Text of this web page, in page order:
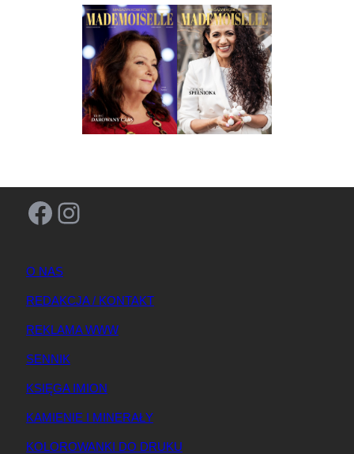
Facebook Instagram
O NAS
REDAKCJA / KONTAKT
REKLAMA WWW
SENNIK
KSIĘGA IMION
KAMIENIE I MINERAŁY
KOLOROWANKI DO DRUKU